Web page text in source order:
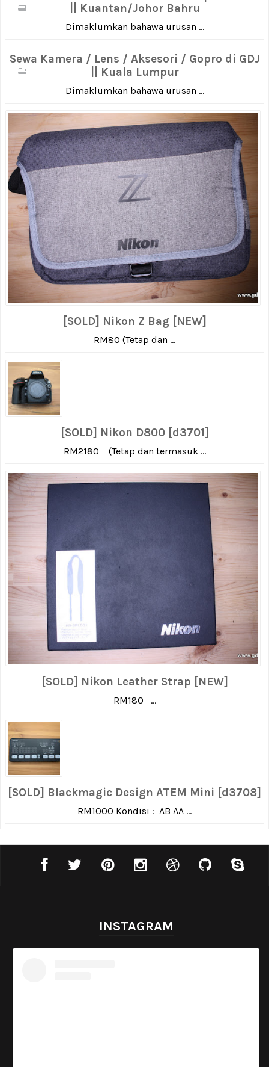
|| Kuantan/Johor Bahru
Dimaklumkan bahawa urusan ...
Sewa Kamera / Lens / Aksesori / Gopro di GDJ
|| Kuala Lumpur
Dimaklumkan bahawa urusan ...
[SOLD] Nikon Z Bag [NEW]
RM80 (Tetap dan ...
[SOLD] Nikon D800 [d3701]
RM2180 (Tetap dan termasuk ...
[SOLD] Nikon Leather Strap [NEW]
RM180 ...
[SOLD] Blackmagic Design ATEM Mini [d3708]
RM1000 Kondisi : AB AA ...
INSTAGRAM